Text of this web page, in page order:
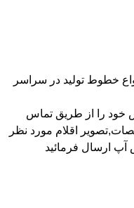
خطوط تولید در سراسر
خود را از طریق تماس
اقلام مورد نظر
ارسال فرمائید